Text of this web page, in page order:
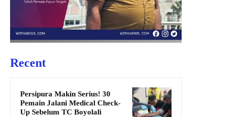
Recent
Persipura Makin Serius! 30
Pemain Jalani Medical Check-
Up Sebelum TC Boyolali